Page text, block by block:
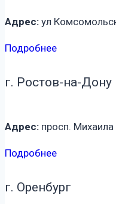
Адрес: ул
Подробнее
г. Ростов-на-Дону
Адрес: просп.
Подробнее
г. Оренбург